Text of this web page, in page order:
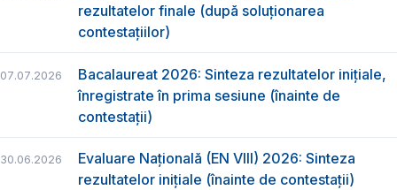
rezultatelor finale (după soluționarea
contestațiilor)
07.07.2026
Bacalaureat 2026: Sinteza rezultatelor inițiale,
înregistrate în prima sesiune (înainte de
contestații)
30.06.2026
Evaluare Națională (EN VIII) 2026: Sinteza
rezultatelor inițiale (înainte de contestații)